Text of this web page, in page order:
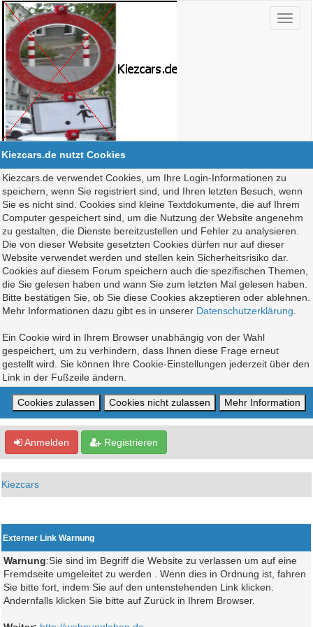
Kiezcars.de nutzt Cookies
Kiezcars.de verwendet Cookies, um Ihre Login-Informationen zu
speichern, wenn Sie registriert sind, und Ihren letzten Besuch, wenn
Sie es nicht sind. Cookies sind kleine Textdokumente, die auf Ihrem
Computer gespeichert sind, um die Nutzung der Website angenehm
zu gestalten, die Dienste bereitzustellen und Fehler zu analysieren.
Die von dieser Website gesetzten Cookies dürfen nur auf dieser
Website verwendet werden und stellen kein Sicherheitsrisiko dar.
Cookies auf diesem Forum speichern auch die spezifischen Themen,
die Sie gelesen haben und wann Sie zum letzten Mal gelesen haben.
Bitte bestätigen Sie, ob Sie diese Cookies akzeptieren oder ablehnen.
Mehr Informationen dazu gibt es in unserer Datenschutzerklärung
Ein Cookie wird in Ihrem Browser unabhängig von der Wahl
gespeichert, um zu verhindern, dass Ihnen diese Frage erneut
gestellt wird. Sie können Ihre Cookie-Einstellungen jederzeit über den
Link in der Fußzeile ändern.
Anmelden Registrieren
Kiezcars
Externer Link Warnung
Warnung:Sie sind im Begriff die Website zu verlassen um auf eine
Fremdseite umgeleitet zu werden . Wenn dies in Ordnung ist, fahren
Sie bitte fort, indem Sie auf den untenstehenden Link klicken.
Andernfalls klicken Sie bitte auf Zurück in Ihrem Browser.